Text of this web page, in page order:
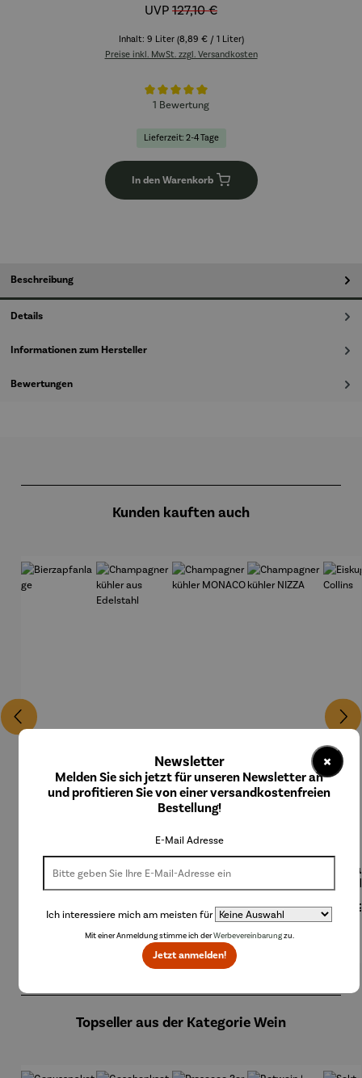
UVP 127,10 €
Inhalt: 9 Liter (8,89 € / 1 Liter)
Preise inkl. MwSt. zzgl. Versandkosten
Durchschnittliche Bewertung von 5 von 5 Sternen
1 Bewertung
Lieferzeit: 2-4 Tage
In den Warenkorb
Beschreibung
Details
Informationen zum Hersteller
Bewertungen
Kunden kauften auch
Bierzapfa
199,00 €
Champag
Edelstahl
59,95 €
Champag
Regulärer Preis:
249,00 € Regulärer Preis:
199,00 €
Topseller aus der Kategorie Wein
×
Newsletter
Melden Sie sich jetzt für unseren Newsletter an
und profitieren Sie von einer versandkostenfreien
Bestellung!
E-Mail Adresse
Ich interessiere mich am meisten für
Mit einer Anmeldung stimme ich derWerbevereinbarungzu.
Jetzt anmelden!